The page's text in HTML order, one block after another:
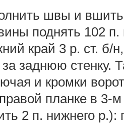
швы и
поднять 102
край 3 р. ст. б/
заднюю стенку.
и кромки
планке в 3-
2 п. нижнего